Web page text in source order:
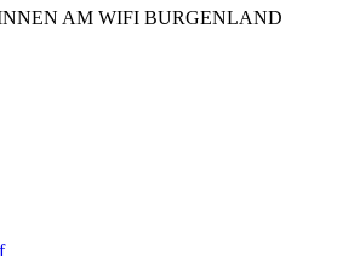
AM WIFI BURGENLAND